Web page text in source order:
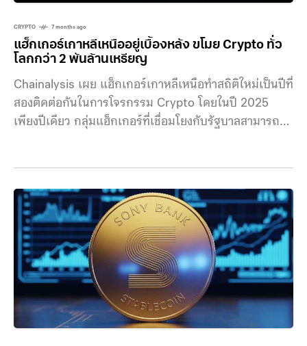
CRYPTO 7 months ago
แฮ็กเกอร์เกาหลีเหนืออยู่เบื้องหลัง ขโมย Crypto ทั่ว
โลกกว่า 2 พันล้านเหรียญ
Chainalysis เผย แฮ็กเกอร์เกาหลีเหนือทำสถิติใหม่เป็นปีที่
สองติดต่อกันในการโจรกรรม Crypto โดยในปี 2025
เพียงปีเดียว กลุ่มแฮ็กเกอร์ที่เชื่อมโยงกับรัฐบาลสามารถ
ล้านเหรียญ ส่งผลให้ยอดคริปโตที่เกาหลีเหนือขโมยไปได้ มี
ยอดสะสมรวมอยู่ที่ราว 6.75 พันล้านเหรียญ ในขณะที่มูลค่า
คริปโตทั่วโลกที่ถูกขโมยไปเพิ่มขึ้นเป็น 3.4 พันล้านเหรียญ
การที่ยอดโจรกรรมในปีนี้สูงขึ้นเกิดจากการแฮ็ก Bybit เว็บ
แลกเปลี่ยนคริปโตในดูไบ ได้เงินคริปโทไปสูงถึง 1.5 พัน
ล้านเหรียญ